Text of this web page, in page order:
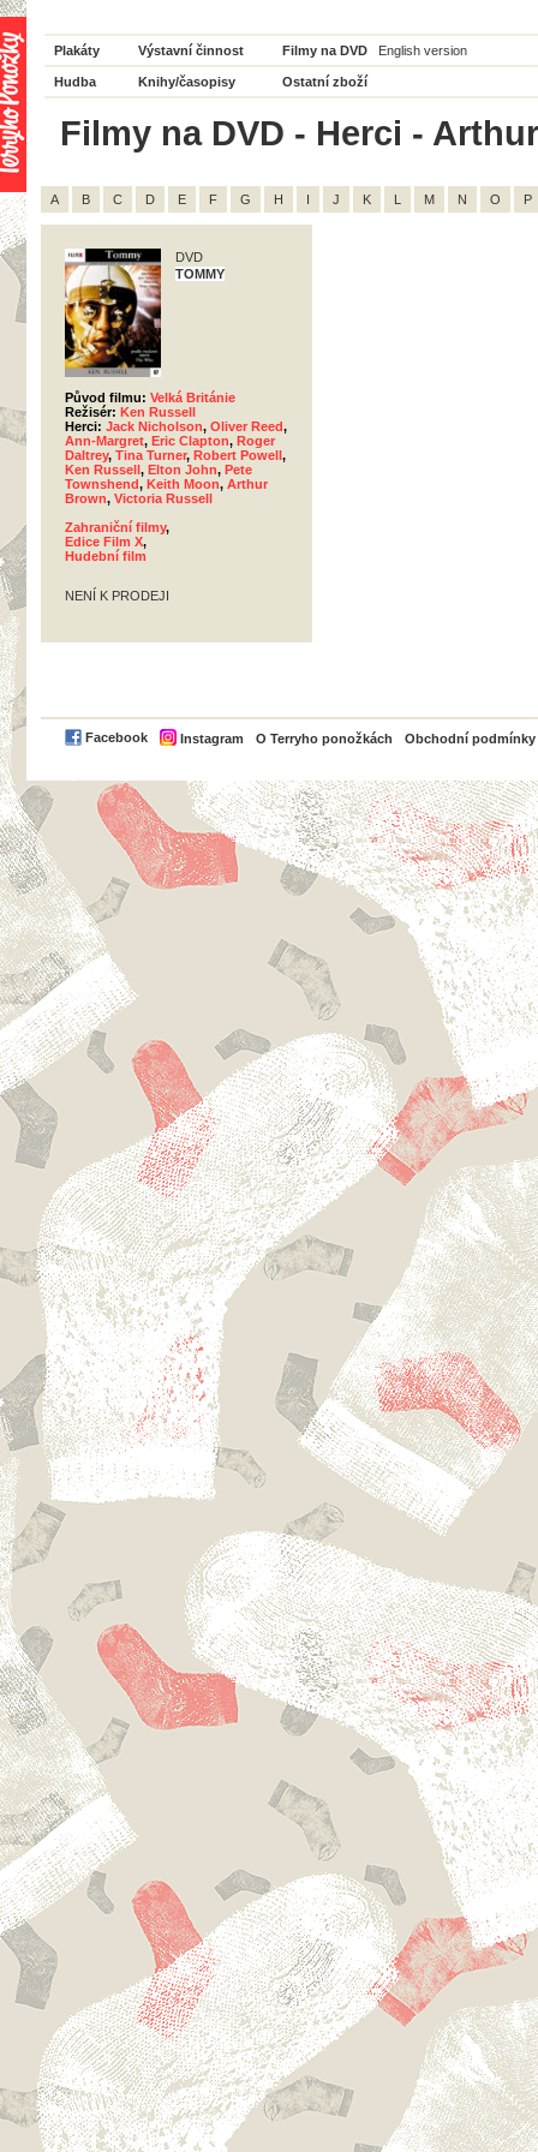
Plakáty Výstavní činnost Filmy na DVD English version
Hudba Knihy/časopisy Ostatní zboží
Filmy na DVD - Herci -
A B C D E F G H I J K L M N O P
DVD
TOMMY
Původ filmu: Velká Británie
Režisér: Ken Russell
Herci: Jack Nicholson, Oliver Reed,
Ann-Margret, Eric Clapton, Roger
Daltrey, Tina Turner, Robert Powell,
Ken Russell, Elton John, Pete
Townshend, Keith Moon, Arthur
Brown, Victoria Russell
Zahraniční filmy,
Edice Film X,
Hudební film
NENÍ K PRODEJI
Facebook Instagram O Terryho ponožkách Obchodní podmínky
PayPal